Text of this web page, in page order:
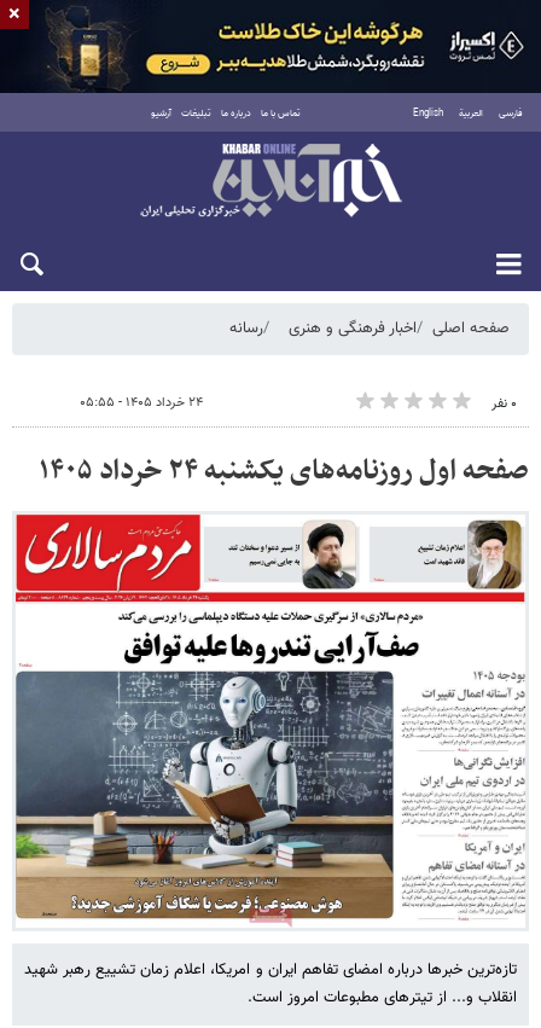
فارسی العربية English تماس با ما درباره ما تبلیغات آرشیو
جمعه ۱۶ مرداد ۱۴۰۵
صفحه اصلی اخبار فرهنگی و هنری رسانه
۰ نفر ۲۴ خرداد ۱۴۰۵ - ۰۵:۵۵
صفحه اول روزنامه‌های یکشنبه ۲۴ خرداد ۱۴۰۵
تازه‌ترین خبرها درباره امضای تفاهم ایران و امریکا، اعلام زمان تشییع رهبر شهید
انقلاب و... از تیترهای مطبوعات امروز است.
×